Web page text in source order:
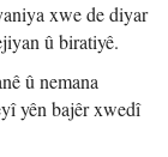
xwe de diyar
û biratiyê.
û nemana
yên bajêr xwedî